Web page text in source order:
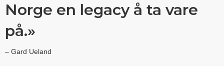
Norge en legacy å ta vare
på.»
– Gard Ueland